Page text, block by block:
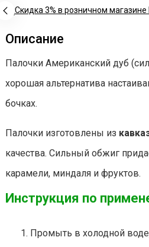
Описание
Палочки Американский дуб
хорошая альтернатива
бочках.
Палочки изготовлены из
качества. Сильный обжиг
карамели, миндаля и фруктов.
Инструкция по
Промыть в холодной